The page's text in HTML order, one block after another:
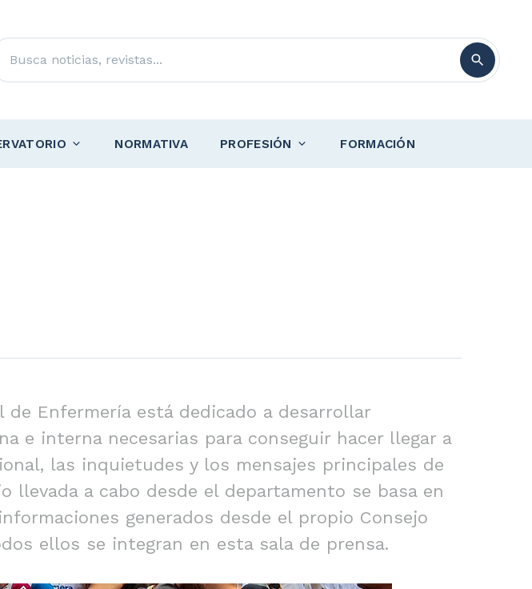
NORMATIVA PROFESIÓN FORMACIÓN
de Enfermería está dedicado a desarrollar
e interna necesarias para conseguir hacer llegar a
las inquietudes y los mensajes principales de
llevada a cabo desde el departamento se basa en
generados desde el propio Consejo
ellos se integran en esta sala de prensa.